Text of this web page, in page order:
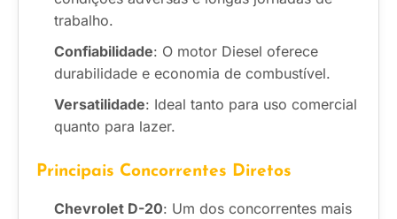
trabalho.
Confiabilidade: O motor Diesel oferece
durabilidade e economia de combustível.
Versatilidade: Ideal tanto para uso comercial
quanto para lazer.
Principais Concorrentes Diretos
Chevrolet D-20: Um dos concorrentes mais